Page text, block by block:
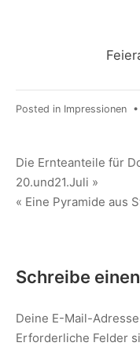
Posted in Impressionen •
Die Ernteanteile für
20.und21.Juli »
« Eine Pyramide aus
Schreibe
Deine E-Mail-
Erforderliche Felder